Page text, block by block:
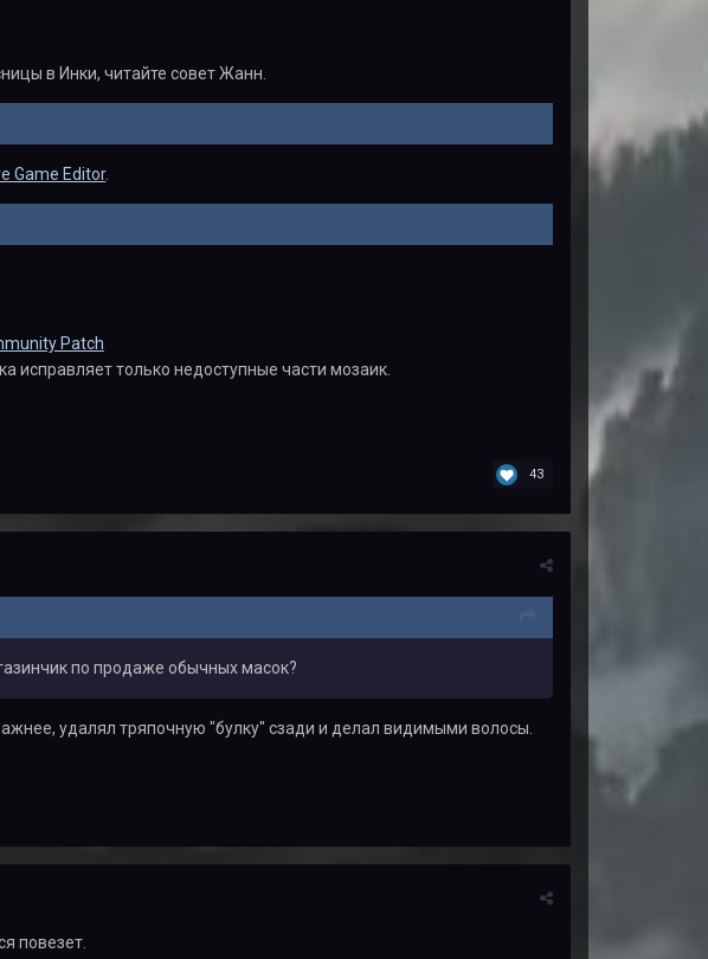
в Инки, читайте совет Жанн.
Game Editor.
Patch
исправляет только недоступные части мозаик.
43
по продаже обычных масок?
удалял тряпочную "булку" сзади и делал видимыми волосы.
повезет.